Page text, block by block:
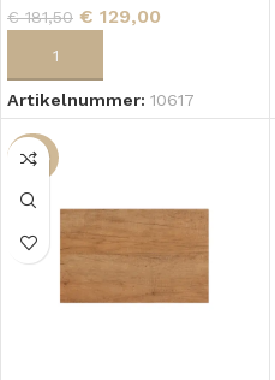
€181,50 € 129,00
Artikelnummer: 10617
-34%